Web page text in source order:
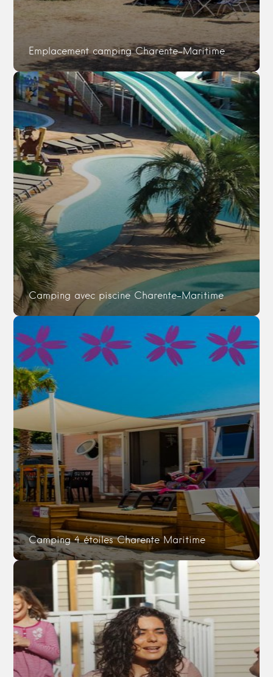
Emplacement camping Charente-Maritime
Camping avec piscine Charente-Maritime
Camping 4 étoiles Charente Maritime